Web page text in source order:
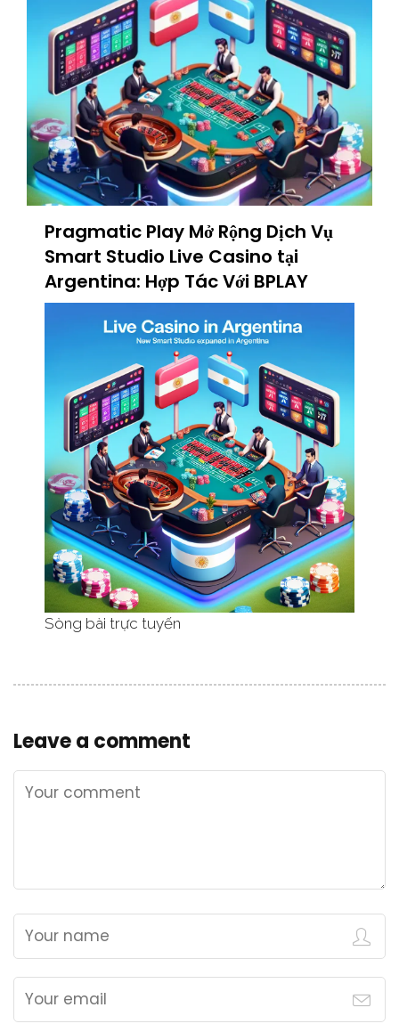
Pragmatic Play Mở Rộng Dịch Vụ
Smart Studio Live Casino tại
Argentina: Hợp Tác Với BPLAY
Sòng bài trực tuyến
Leave a comment